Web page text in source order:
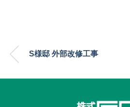
S様邸 外部改修工事